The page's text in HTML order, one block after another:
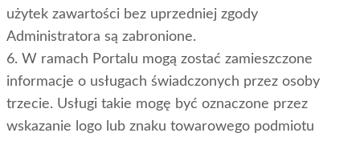
użytek zawartości bez uprzedniej zgody
Administratora są zabronione.
6. W ramach Portalu mogą zostać zamieszczone
informacje o usługach świadczonych przez osoby
trzecie. Usługi takie mogę być oznaczone przez
wskazanie logo lub znaku towarowego podmiotu